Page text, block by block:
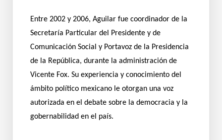
Entre 2002 y 2006, Aguilar fue coordinador de la
Secretaría Particular del Presidente y de
Comunicación Social y Portavoz de la Presidencia
de la República, durante la administración de
Vicente Fox. Su experiencia y conocimiento del
ámbito político mexicano le otorgan una voz
autorizada en el debate sobre la democracia y la
gobernabilidad en el país.